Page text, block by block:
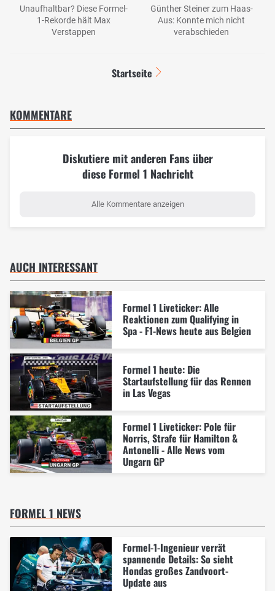
Unaufhaltbar? Diese Formel-
1-Rekorde hält Max
Verstappen
Günther Steiner zum Haas-
Aus: Konnte mich nicht
verabschieden
Startseite
KOMMENTARE
Diskutiere mit anderen Fans über
diese Formel 1 Nachricht
Alle Kommentare anzeigen
AUCH INTERESSANT
Formel 1 Liveticker: Alle
Reaktionen zum Qualifying in
Spa - F1-News heute aus Belgien
Formel 1 heute: Die
Startaufstellung für das Rennen
in Las Vegas
Formel 1 Liveticker: Pole für
Norris, Strafe für Hamilton &
Antonelli - Alle News vom
Ungarn GP
FORMEL 1 NEWS
Formel-1-Ingenieur verrät
spannende Details: So sieht
Hondas großes Zandvoort-
Update aus